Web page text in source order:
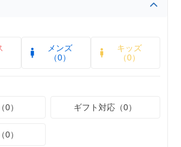
メンズ
（0）
キッズ
（0）
0）
ギフト対応（0）
0）